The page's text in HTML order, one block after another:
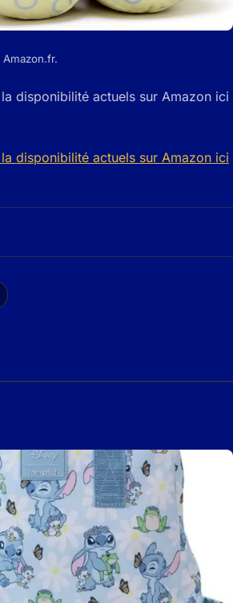
disponibilité actuels sur Amazon ici
disponibilité actuels sur Amazon ici